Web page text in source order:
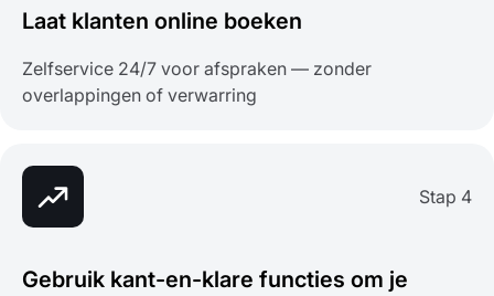
Laat klanten online boeken
Zelfservice 24/7 voor afspraken — zonder
overlappingen of verwarring
Stap 4
Gebruik kant-en-klare functies om je